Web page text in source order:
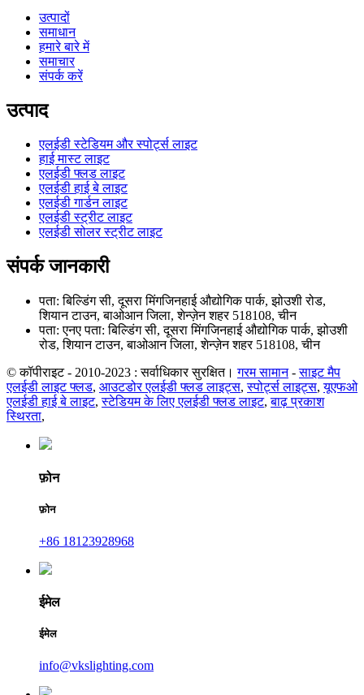
उत्पादों
समाधान
हमारे बारे में
समाचार
संपर्क करें
उत्पाद
एलईडी स्टेडियम और स्पोर्ट्स लाइट
हाई मास्ट लाइट
एलईडी फ्लड लाइट
एलईडी हाई बे लाइट
एलईडी गार्डन लाइट
एलईडी स्ट्रीट लाइट
एलईडी सोलर स्ट्रीट लाइट
संपर्क जानकारी
पता: बिल्डिंग सी, दूसरा मिंगजिनहाई औद्योगिक पार्क, झोउशी रोड,
शियान टाउन, बाओआन जिला, शेन्ज़ेन शहर 518108, चीन
पता: एनए पता: बिल्डिंग सी, दूसरा मिंगजिनहाई औद्योगिक पार्क, झोउशी
रोड, शियान टाउन, बाओआन जिला, शेन्ज़ेन शहर 518108, चीन
© कॉपीराइट - 2010-2023 : सर्वाधिकार सुरक्षित। गरम सामान-साइट मैप
एलईडी लाइट फ्लड, आउटडोर एलईडी फ्लड लाइट्स,स्पोर्ट्स लाइट्स,यूएफओ
एलईडी हाई बे लाइट,स्टेडियम के लिए एलईडी फ्लड लाइट,बाढ़ प्रकाश
स्थिरता,
फ़ोन
फ़ोन
+86 18123928968
ईमेल
ईमेल
info@vkslighting.com